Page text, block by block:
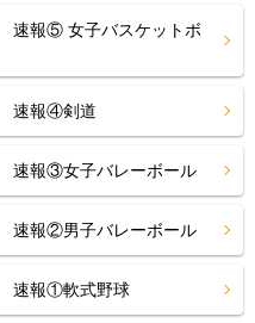
速報⑤ 女子バスケットボ
速報④剣道
速報③女子バレーボール
速報②男子バレーボール
速報①軟式野球